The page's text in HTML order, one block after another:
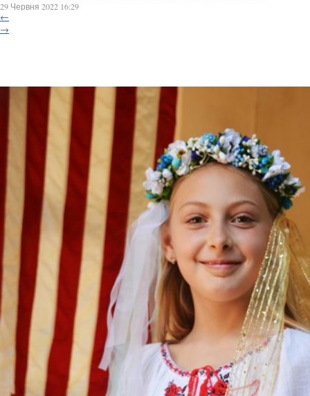
29 Червня 2022 16:29
←
→